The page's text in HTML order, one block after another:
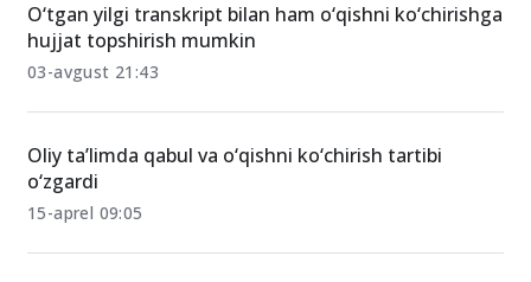
O‘tgan yilgi transkript bilan ham o‘qishni ko‘chirishga
hujjat topshirish mumkin
03-avgust 21:43
Oliy ta’limda qabul va o‘qishni ko‘chirish tartibi
o‘zgardi
15-aprel 09:05